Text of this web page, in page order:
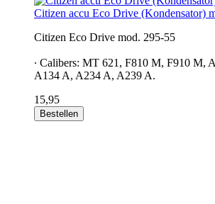
Citizen accu Eco Drive (Kondensator)
Citizen Eco Drive mod. 295-55
∙ Calibers: MT 621, F810 M, F910 M,
A134 A, A234 A, A239 A.
15,95
Bestellen